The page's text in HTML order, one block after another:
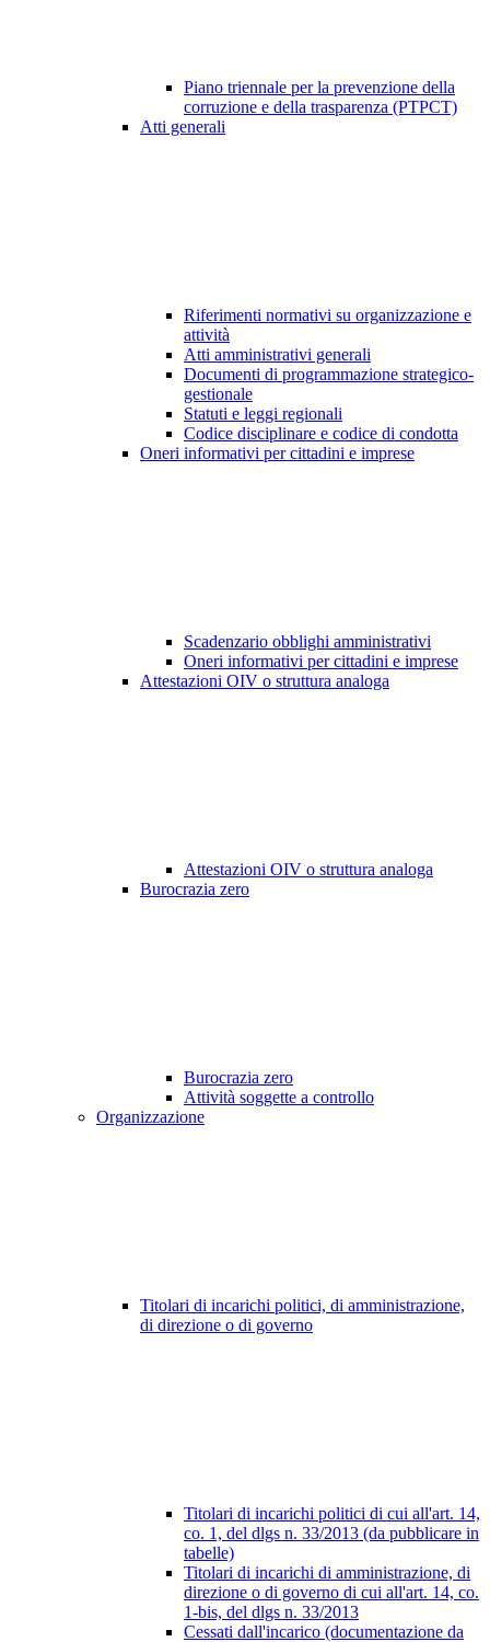
Piano triennale per la prevenzione della
corruzione e della trasparenza (PTPCT)
Atti generali
Riferimenti normativi su organizzazione e
attività
Atti amministrativi generali
Documenti di programmazione strategico-
gestionale
Statuti e leggi regionali
Codice disciplinare e codice di condotta
Oneri informativi per cittadini e imprese
Scadenzario obblighi amministrativi
Oneri informativi per cittadini e imprese
Attestazioni OIV o struttura analoga
Attestazioni OIV o struttura analoga
Burocrazia zero
Burocrazia zero
Attività soggette a controllo
Organizzazione
Titolari di incarichi politici, di amministrazione,
di direzione o di governo
Titolari di incarichi politici di cui all'art. 14,
co. 1, del dlgs n. 33/2013 (da pubblicare in
tabelle)
Titolari di incarichi di amministrazione, di
direzione o di governo di cui all'art. 14, co.
1-bis, del dlgs n. 33/2013
Cessati dall'incarico (documentazione da